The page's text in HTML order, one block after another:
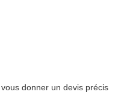
donner un devis précis